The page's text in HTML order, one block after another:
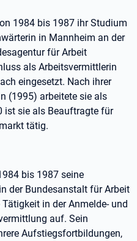
1984 bis 1987 ihr Studium
in Mannheim an der
für Arbeit
als Arbeitsvermittlerin
eingesetzt. Nach ihrer
(1995) arbeitete sie als
ist sie als Beauftragte für
tätig.
bis 1987 seine
der Bundesanstalt für Arbeit
in der Anmelde- und
auf. Sein
Aufstiegsfortbildungen,